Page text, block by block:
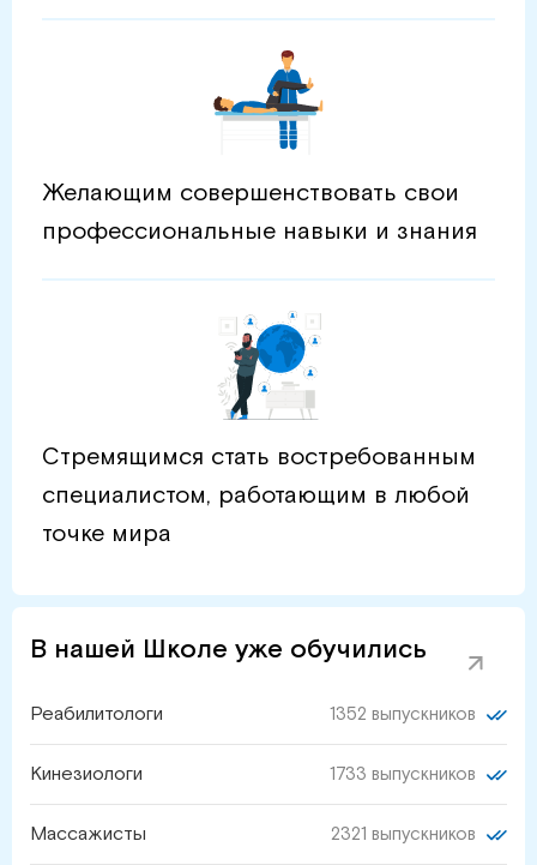
Желающим совершенствовать свои
профессиональные навыки и знания
Стремящимся стать востребованным
специалистом, работающим в любой
точке мира
В нашей Школе уже обучились
Реабилитологи 1352 выпускников
Кинезиологи 1733 выпускников
Массажисты 2321 выпускников